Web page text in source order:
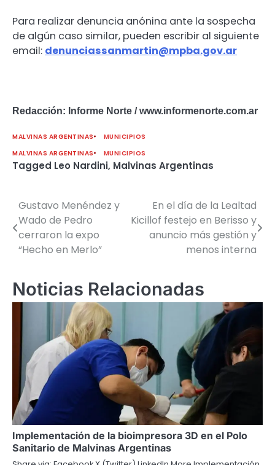
Para realizar denuncia anónina ante la sospecha
de algún caso similar, pueden escribir al siguiente
email: denunciassanmartin@mpba.gov.ar
Redacción: Informe Norte / www.informenorte.com.ar
MALVINAS ARGENTINAS
MUNICIPIOS
MALVINAS ARGENTINAS
MUNICIPIOS
Tagged Leo Nardini, Malvinas Argentinas
Navegación
de
entradas
Gustavo Menéndez y
Wado de Pedro
cerraron la expo
“Hecho en Merlo”
En el día de la Lealtad
Kicillof festejo en Berisso y
anuncio más gestión y
menos interna
Noticias Relacionadas
Implementación de la bioimpresora 3D en el Polo
Sanitario de Malvinas Argentinas